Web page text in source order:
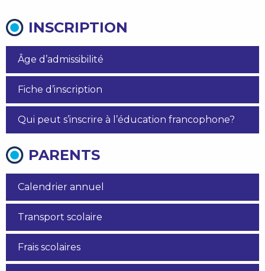
INSCRIPTION
Âge d’admissibilité
Fiche d’inscription
Qui peut s’inscrire à l’éducation francophone?
PARENTS
Calendrier annuel
Transport scolaire
Frais scolaires